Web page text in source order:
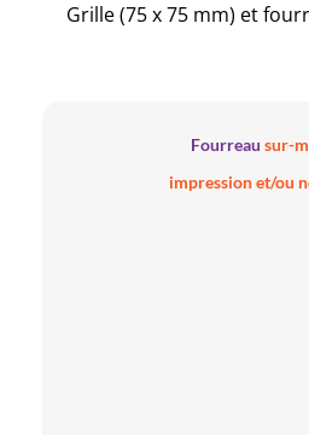
Grille (75 x 75 mm) et
Fourreau sur-
impression et/ou